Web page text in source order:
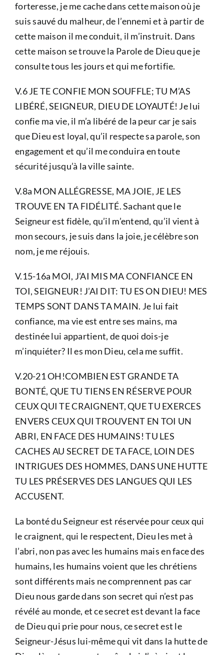
forteresse, je me cache dans cette maison où je
suis sauvé du malheur, de l’ennemi et à partir de
cette maison il me conduit, il m’instruit. Dans
cette maison se trouve la Parole de Dieu que je
consulte tous les jours et qui me fortifie.
V.6 JE TE CONFIE MON SOUFFLE; TU M’AS
LIBÉRÉ, SEIGNEUR, DIEU DE LOYAUTÉ! Je lui
confie ma vie, il m’a libéré de la peur car je sais
que Dieu est loyal, qu’il respecte sa parole, son
engagement et qu’il me conduira en toute
sécurité jusqu’à la ville sainte.
V.8a MON ALLÉGRESSE, MA JOIE, JE LES
TROUVE EN TA FIDÉLITÉ. Sachant que le
Seigneur est fidèle, qu’il m’entend, qu’il vient à
mon secours, je suis dans la joie, je célèbre son
nom, je me réjouis.
V.15-16a MOI, J’AI MIS MA CONFIANCE EN
TOI, SEIGNEUR! J’AI DIT: TU ES ON DIEU! MES
TEMPS SONT DANS TA MAIN. Je lui fait
confiance, ma vie est entre ses mains, ma
destinée lui appartient, de quoi dois-je
m’inquiéter? Il es mon Dieu, cela me suffit.
V.20-21 OH!COMBIEN EST GRANDE TA
BONTÉ, QUE TU TIENS EN RÉSERVE POUR
CEUX QUI TE CRAIGNENT, QUE TU EXERCES
ENVERS CEUX QUI TROUVENT EN TOI UN
ABRI, EN FACE DES HUMAINS! TU LES
CACHES AU SECRET DE TA FACE, LOIN DES
INTRIGUES DES HOMMES, DANS UNE HUTTE
TU LES PRÉSERVES DES LANGUES QUI LES
ACCUSENT.
La bonté du Seigneur est réservée pour ceux qui
le craignent, qui le respectent, Dieu les met à
l’abri, non pas avec les humains mais en face des
humains, les humains voient que les chrétiens
sont différents mais ne comprennent pas car
Dieu nous garde dans son secret qui n’est pas
révélé au monde, et ce secret est devant la face
de Dieu qui prie pour nous, ce secret est le
Seigneur-Jésus lui-même qui vit dans la hutte de